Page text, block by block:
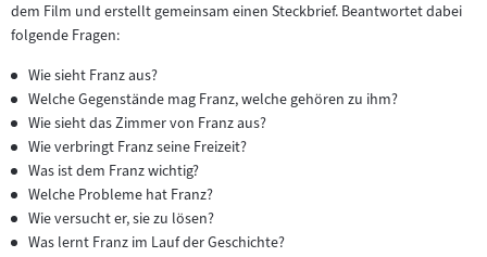
dem Film und erstellt gemeinsam einen Steckbrief. Beantwortet dabei
folgende Fragen:
Wie sieht Franz aus?
Welche Gegenstände mag Franz, welche gehören zu ihm?
Wie sieht das Zimmer von Franz aus?
Wie verbringt Franz seine Freizeit?
Was ist dem Franz wichtig?
Welche Probleme hat Franz?
Wie versucht er, sie zu lösen?
Was lernt Franz im Lauf der Geschichte?